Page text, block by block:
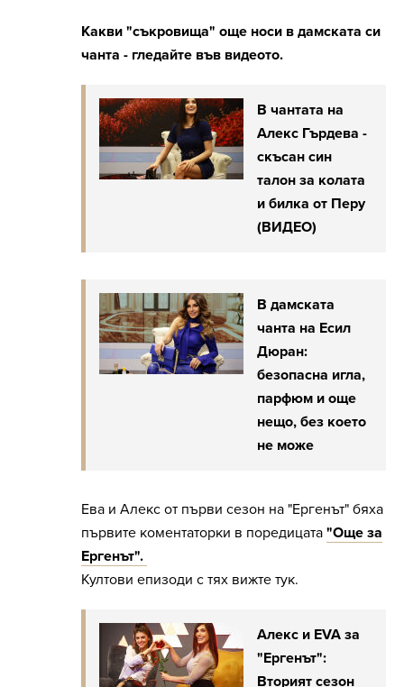
Какви "съкровища" още носи в дамската си
чанта - гледайте във видеото.
В чантата на
Алекс Гърдева -
скъсан син
талон за колата
и билка от Перу
(ВИДЕО)
В дамската
чанта на Есил
Дюран:
безопасна игла,
парфюм и още
нещо, без което
не може
Ева и Алекс от първи сезон на "Ергенът" бяха
първите коментаторки в поредицата "Още за
Ергенът".
Култови епизоди с тях вижте тук.
Алекс и EVA за
"Ергенът":
Вторият сезон